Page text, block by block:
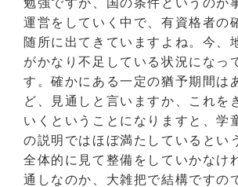
勉強ですが、国の条件というのが
運営をしていく中で、有資格者の
随所に出てきていますよね。今、
がかなり不足している状況になっ
す。確かにある一定の猶予期間は
ど、見通しと言いますか、これを
いくということになりますと、学
の説明ではほぼ満たしているとい
全体的に見て整備をしていかなけ
通しなのか、大雑把で結構ですの